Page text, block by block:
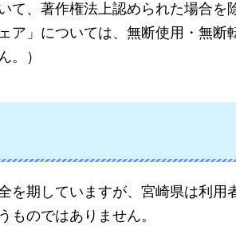
て、著作権法上認められた場合を
ア」については、無断使用・無断
。）
を期していますが、宮崎県は利用
ものではありません。